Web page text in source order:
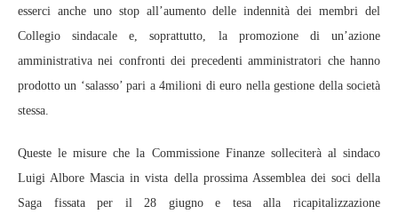
esserci anche uno stop all’aumento delle indennità dei membri del
Collegio sindacale e, soprattutto, la promozione di un’azione
amministrativa nei confronti dei precedenti amministratori che hanno
prodotto un ‘salasso’ pari a 4milioni di euro nella gestione della società
stessa.
Queste le misure che la Commissione Finanze solleciterà al sindaco
Luigi Albore Mascia in vista della prossima Assemblea dei soci della
Saga fissata per il 28 giugno e tesa alla ricapitalizzazione